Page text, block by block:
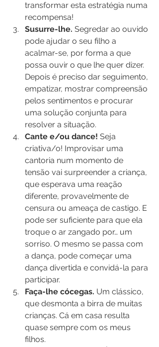
transformar esta estratégia numa
recompensa!
Susurre-lhe. Segredar ao ouvido
pode ajudar o seu filho a
acalmar-se, por forma a que
possa ouvir o que lhe quer dizer.
Depois é preciso dar seguimento,
empatizar, mostrar compreensão
pelos sentimentos e procurar
uma solução conjunta para
resolver a situação.
Cante e/ou dance! Seja
criativa/o! Improvisar uma
cantoria num momento de
tensão vai surpreender a criança,
que esperava uma reação
diferente, provavelmente de
censura ou ameaça de castigo. E
pode ser suficiente para que ela
troque o ar zangado por… um
sorriso. O mesmo se passa com
a dança, pode começar uma
dança divertida e convidá-la para
participar.
Faça-lhe cócegas. Um clássico,
que desmonta a birra de muitas
crianças. Cá em casa resulta
quase sempre com os meus
filhos.